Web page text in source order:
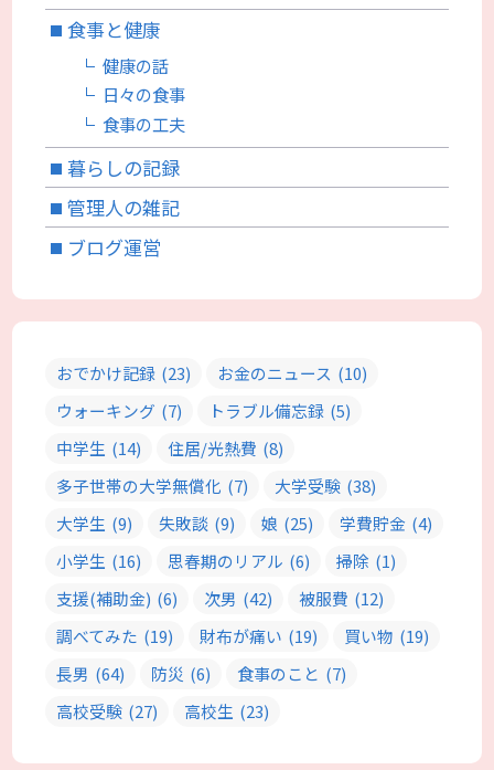
食事と健康
健康の話
日々の食事
食事の工夫
暮らしの記録
管理人の雑記
ブログ運営
おでかけ記録 (23) お金のニュース (10)
ウォーキング (7) トラブル備忘録 (5)
中学生 (14) 住居/光熱費 (8)
多子世帯の大学無償化 (7) 大学受験 (38)
大学生 (9) 失敗談 (9) 娘 (25) 学費貯金 (4)
小学生 (16) 思春期のリアル (6) 掃除 (1)
支援(補助金) (6) 次男 (42) 被服費 (12)
調べてみた (19) 財布が痛い (19) 買い物 (19)
長男 (64) 防災 (6) 食事のこと (7)
高校受験 (27) 高校生 (23)